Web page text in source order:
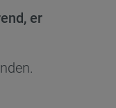
er